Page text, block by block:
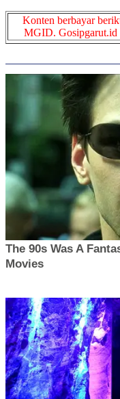
Konten berbayar
MGID. Gosipgarut.id